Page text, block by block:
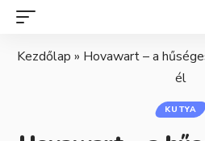
Kezdőlap » Hovawart – a
él
KUTYA